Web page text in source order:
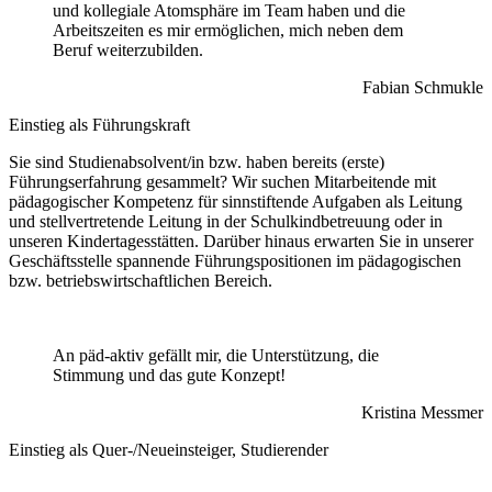
und kollegiale Atomsphäre im Team haben und die
Arbeitszeiten es mir ermöglichen, mich neben dem
Beruf weiterzubilden.
Fabian Schmukle
Einstieg als Führungskraft
Sie sind Studienabsolvent/in bzw. haben bereits (erste)
Führungserfahrung gesammelt? Wir suchen Mitarbeitende mit
pädagogischer Kompetenz für sinnstiftende Aufgaben als Leitung
und stellvertretende Leitung in der Schulkindbetreuung oder in
unseren Kindertagesstätten. Darüber hinaus erwarten Sie in unserer
Geschäftsstelle spannende Führungspositionen im pädagogischen
bzw. betriebswirtschaftlichen Bereich.
An päd-aktiv gefällt mir, die Unterstützung, die
Stimmung und das gute Konzept!
Kristina Messmer
Einstieg als Quer-/Neueinsteiger, Studierender